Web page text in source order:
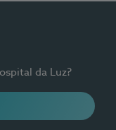
da Luz?